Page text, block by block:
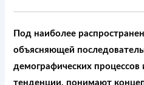
Под наиболее
объясняющей
демографических процессов
тенденции, понимают